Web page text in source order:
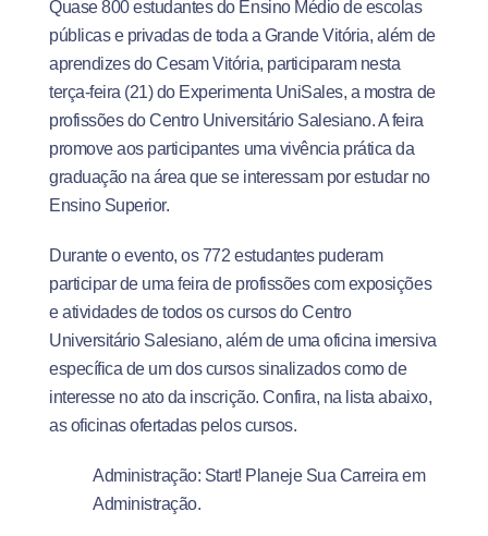
Quase 800 estudantes do Ensino Médio de escolas
públicas e privadas de toda a Grande Vitória, além de
aprendizes do Cesam Vitória, participaram nesta
terça-feira (21) do Experimenta UniSales, a mostra de
profissões do Centro Universitário Salesiano. A feira
promove aos participantes uma vivência prática da
graduação na área que se interessam por estudar no
Ensino Superior.
Durante o evento, os 772 estudantes puderam
participar de uma feira de profissões com exposições
e atividades de todos os cursos do Centro
Universitário Salesiano, além de uma oficina imersiva
específica de um dos cursos sinalizados como de
interesse no ato da inscrição. Confira, na lista abaixo,
as oficinas ofertadas pelos cursos.
Administração: Start! Planeje Sua Carreira em
Administração.